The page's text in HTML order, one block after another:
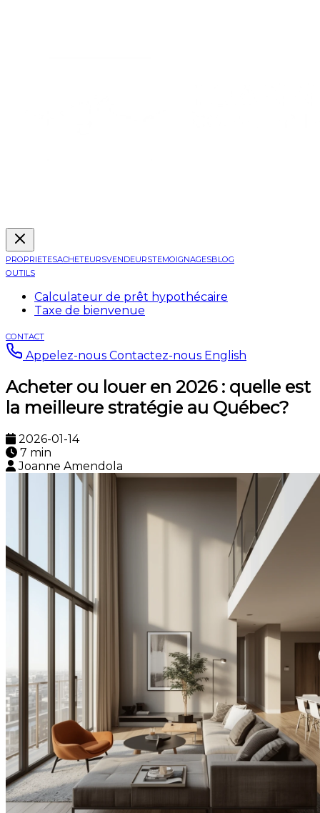
PROPRIETESACHETEURSVENDEURSTEMOIGNAGESBLOG
OUTILS
Calculateur de prêt hypothécaire
Taxe de bienvenue
CONTACT
Appelez-nous Contactez-nous English
Acheter ou louer en 2026 : quelle est
la meilleure stratégie au Québec?
2026-01-14
7 min
Joanne Amendola